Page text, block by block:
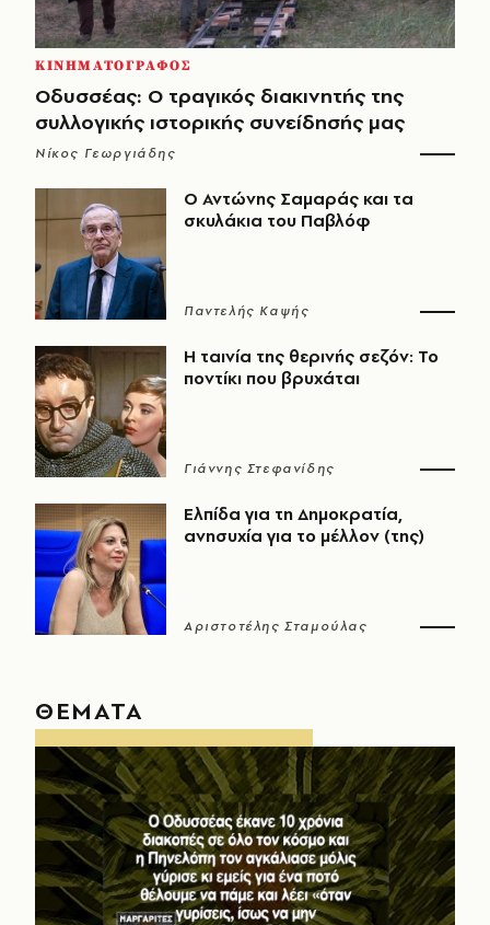
ΚΙΝΗΜΑΤΟΓΡΑΦΟΣ
Οδυσσέας: Ο τραγικός διακινητής της
συλλογικής ιστορικής συνείδησής μας
Νίκος Γεωργιάδης
Ο Αντώνης Σαμαράς και τα
σκυλάκια του Παβλόφ
Παντελής Καψής
Η ταινία της θερινής σεζόν: Το
ποντίκι που βρυχάται
Γιάννης Στεφανίδης
Ελπίδα για τη Δημοκρατία,
ανησυχία για το μέλλον (της)
Αριστοτέλης Σταμούλας
ΘΕΜΑΤΑ